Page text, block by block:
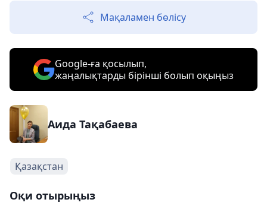
Мақаламен бөлісу
Google-ға қосылып,
жаңалықтарды бірінші болып оқыңыз
Аида Тақабаева
Қазақстан
Оқи отырыңыз